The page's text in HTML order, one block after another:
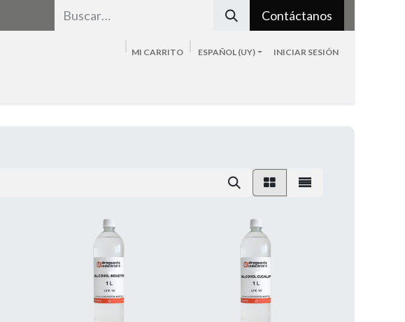
Contáctanos
MI CARRITO ESPAÑOL (UY) INICIAR SESIÓN